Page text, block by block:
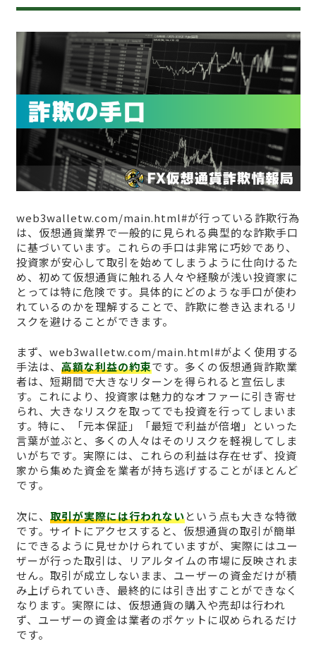
web3walletw.com/main.html#が行っている詐欺行為
は、仮想通貨業界で一般的に見られる典型的な詐欺手口
に基づいています。これらの手口は非常に巧妙であり、
投資家が安心して取引を始めてしまうように仕向けるた
め、初めて仮想通貨に触れる人々や経験が浅い投資家に
とっては特に危険です。具体的にどのような手口が使わ
れているのかを理解することで、詐欺に巻き込まれるリ
スクを避けることができます。
まず、web3walletw.com/main.html#がよく使用する
手法は、 高額な利益の約束です。多くの仮想通貨詐欺業
者は、短期間で大きなリターンを得られると宣伝しま
す。これにより、投資家は魅力的なオファーに引き寄せ
られ、大きなリスクを取ってでも投資を行ってしまいま
す。特に、「元本保証」「最短で利益が倍増」といった
言葉が並ぶと、多くの人々はそのリスクを軽視してしま
いがちです。実際には、これらの利益は存在せず、投資
家から集めた資金を業者が持ち逃げすることがほとんど
です。
次に、 取引が実際には行われないという点も大きな特徴
です。サイトにアクセスすると、仮想通貨の取引が簡単
にできるように見せかけられていますが、実際にはユー
ザーが行った取引は、リアルタイムの市場に反映されま
せん。取引が成立しないまま、ユーザーの資金だけが積
み上げられていき、最終的には引き出すことができなく
なります。実際には、仮想通貨の購入や売却は行われ
ず、ユーザーの資金は業者のポケットに収められるだけ
です。